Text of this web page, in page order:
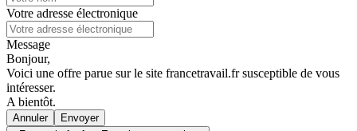
Votre adresse électronique
Message
Bonjour,
Voici une offre parue sur le site francetravail.fr susceptible de vous
intéresser.
A bientôt.
Annuler